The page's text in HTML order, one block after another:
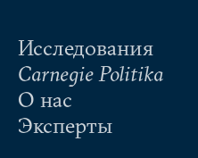
Исследования
Carnegie Politika
О нас
Эксперты